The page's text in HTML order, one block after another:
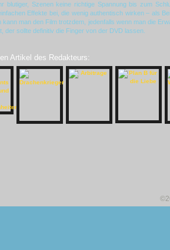
blutiger, Szenen keine richtige Spannung bis zum
Effekte bei, die wenig authentisch wirken – als
kann man den Film trotzdem, jedenfalls wenn man die
der sollte definitiv die Finger von der DVD lassen.
Artikel des Redakteurs: